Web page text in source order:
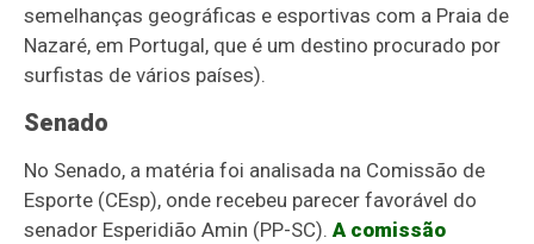
semelhanças geográficas e esportivas com a Praia de
Nazaré, em Portugal, que é um destino procurado por
surfistas de vários países).
Senado
No Senado, a matéria foi analisada na Comissão de
Esporte (CEsp), onde recebeu parecer favorável do
senador Esperidião Amin (PP-SC).A comissão